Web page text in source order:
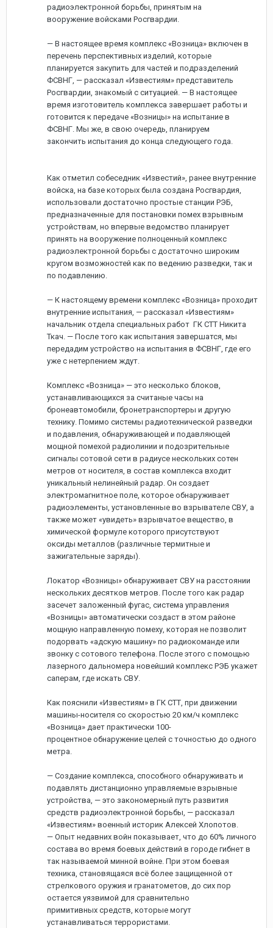
радиоэлектронной борьбы, принятым на
вооружение войсками Росгвардии.
— В настоящее время комплекс «Возница» включен в
перечень перспективных изделий, которые
планируется закупить для частей и подразделений
ФСВНГ, — рассказал «Известиям» представитель
Росгвардии, знакомый с ситуацией. — В настоящее
время изготовитель комплекса завершает работы и
готовится к передаче «Возницы» на испытание в
ФСВНГ. Мы же, в свою очередь, планируем
закончить испытания до конца следующего года.
Как отметил собеседник «Известий», ранее внутренние
войска, на базе которых была создана Росгвардия,
использовали достаточно простые станции РЭБ,
предназначенные для постановки помех взрывным
устройствам, но впервые ведомство планирует
принять на вооружение полноценный комплекс
радиоэлектронной борьбы с достаточно широким
кругом возможностей как по ведению разведки, так и
по подавлению.
— К настоящему времени комплекс «Возница» проходит
внутренние испытания, — рассказал «Известиям»
начальник отдела специальных работ ГК СТТ Никита
Ткач. — После того как испытания завершатся, мы
передадим устройство на испытания в ФСВНГ, где его
уже с нетерпением ждут.
Комплекс «Возница» — это несколько блоков,
устанавливающихся за считаные часы на
бронеавтомобили, бронетранспортеры и другую
технику. Помимо системы радиотехнической разведки
и подавления, обнаруживающей и подавляющей
мощной помехой радиолинии и подозрительные
сигналы сотовой сети в радиусе нескольких сотен
метров от носителя, в состав комплекса входит
уникальный нелинейный радар. Он создает
электромагнитное поле, которое обнаруживает
радиоэлементы, установленные во взрывателе СВУ, а
также может «увидеть» взрывчатое вещество, в
химической формуле которого присутствуют
оксиды металлов (различные термитные и
зажигательные заряды).
Локатор «Возницы» обнаруживает СВУ на расстоянии
нескольких десятков метров. После того как радар
засечет заложенный фугас, система управления
«Возницы» автоматически создаст в этом районе
мощную направленную помеху, которая не позволит
подорвать «адскую машину» по радиокоманде или
звонку с сотового телефона. После этого с помощью
лазерного дальномера новейший комплекс РЭБ укажет
саперам, где искать СВУ.
Как пояснили «Известиям» в ГК СТТ, при движении
машины-носителя со скоростью 20 км/ч комплекс
«Возница» дает практически 100-
процентное обнаружение целей с точностью до одного
метра.
— Создание комплекса, способного обнаруживать и
подавлять дистанционно управляемые взрывные
устройства, — это закономерный путь развития
средств радиоэлектронной борьбы, — рассказал
«Известиям» военный историк Алексей Хлопотов.
— Опыт недавних войн показывает, что до 60% личного
состава во время боевых действий в городе гибнет в
так называемой минной войне. При этом боевая
техника, становящаяся всё более защищенной от
стрелкового оружия и гранатометов, до сих пор
остается уязвимой для сравнительно
примитивных средств, которые могут
устанавливаться террористами.